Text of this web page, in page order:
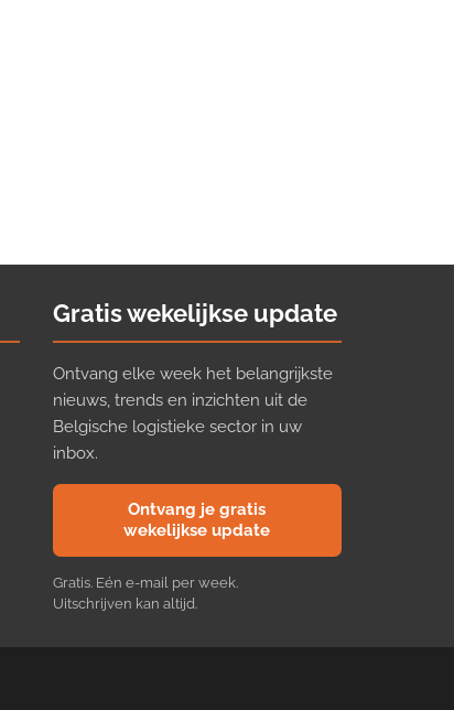
Gratis wekelijkse update
Ontvang elke week het belangrijkste
nieuws, trends en inzichten uit de
Belgische logistieke sector in uw
inbox.
Ontvang je gratis
wekelijkse update
Gratis. Eén e-mail per week.
Uitschrijven kan altijd.